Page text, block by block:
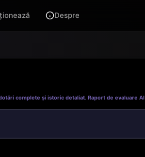
Despre
complete și istoric detaliat. Raport de evaluare AI